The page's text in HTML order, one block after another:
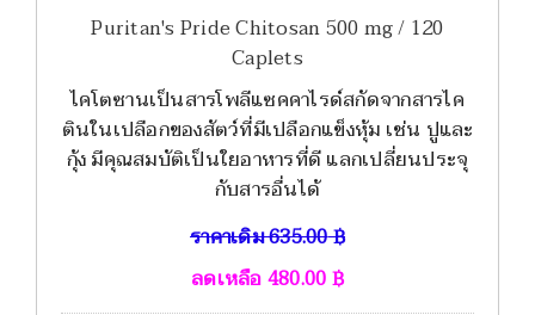
Puritan's Pride Chitosan 500 mg / 120
Caplets
ไคโตซานเป็นสารโพลีแซคคาไรด์สกัดจากสารไค
ตินในเปลือกของสัตว์ที่มีเปลือกแข็งหุ้ม เช่น ปูและ
กุ้ง มีคุณสมบัติเป็นใยอาหารที่ดี แลกเปลี่ยนประจุ
กับสารอื่นได้
ราคาเดิม635.00฿
ลดเหลือ480.00฿